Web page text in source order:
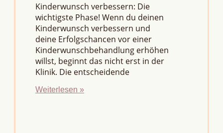
Kinderwunsch verbessern: Die
wichtigste Phase! Wenn du deinen
Kinderwunsch verbessern und
deine Erfolgschancen vor einer
Kinderwunschbehandlung erhöhen
willst, beginnt das nicht erst in der
Klinik. Die entscheidende
Weiterlesen »